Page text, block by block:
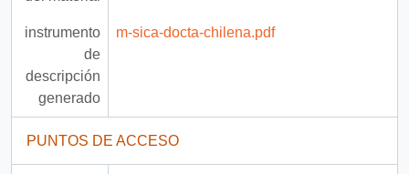
instrumento
de
descripción
generado
m-sica-docta-chilena.pdf
PUNTOS DE ACCESO